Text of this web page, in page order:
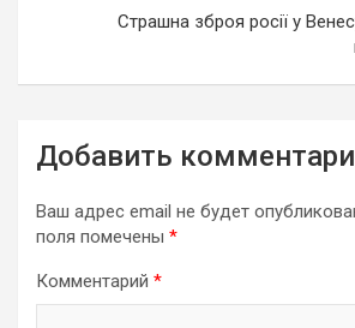
Страшна зброя росії у
Добавить
Ваш адрес email не будет
поля помечены *
Комментарий *